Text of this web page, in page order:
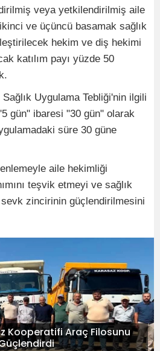
veya yetkilendirilmiş aile
ve üçüncü basamak sağlık
hekim ve diş hekimi
katılım payı yüzde 50
Uygulama Tebliği'nin ilgili
gün" ibaresi "30 gün" olarak
süre 30 güne
aile hekimliği
teşvik etmeyi ve sağlık
zincirinin güçlendirilmesini
Kooperatifi Araç Filosunu